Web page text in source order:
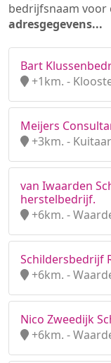
bedrijfsnaam voor
adresgegevens...
Bart
+1km. -
Meijers
+3km. -
van Iwaarden
herstelbedrijf.
+6km. -
Schildersbedrijf
+6km. -
Nico Zweedijk
+6km. -